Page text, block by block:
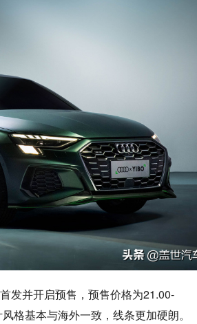
发并开启预售，预售价格为21.00-
格基本与海外一致，线条更加硬朗。